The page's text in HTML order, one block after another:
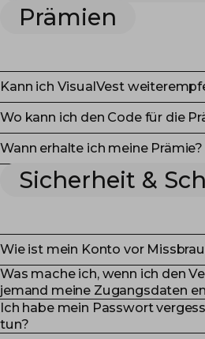
Prämien
Kann ich VisualVest
Wo kann ich den Code für die
Wann erhalte ich meine Prämie?
Sicherheit &
Wie ist mein Konto vor
Was mache ich, wenn ich den
jemand meine Zugangsdaten
Ich habe mein Passwort
tun?